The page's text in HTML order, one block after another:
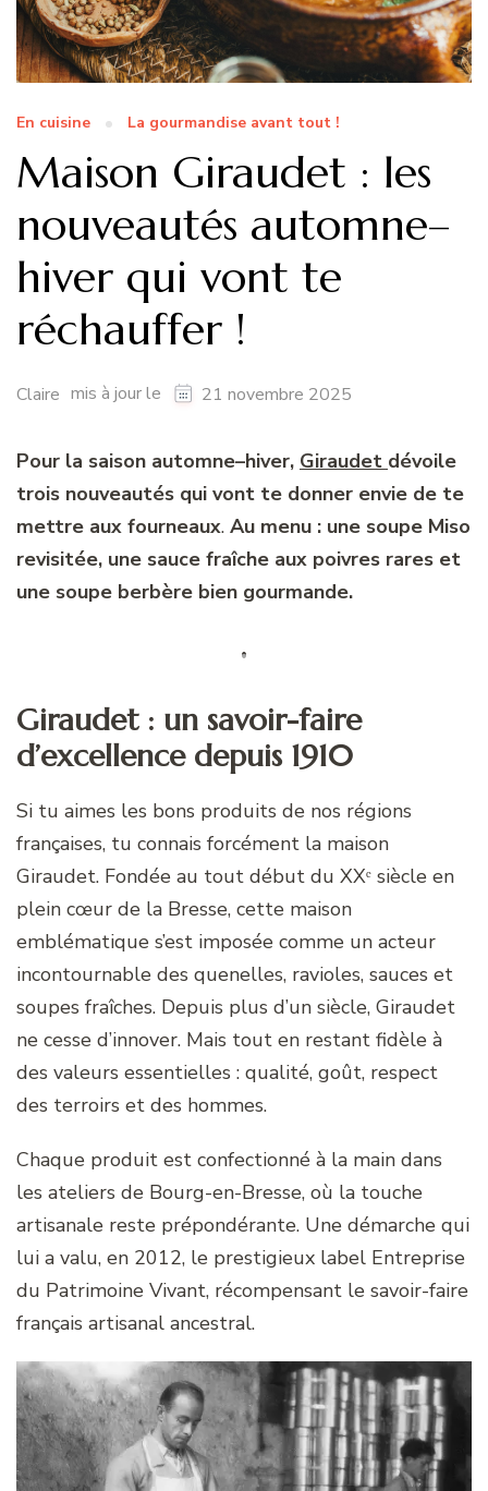
En cuisine La gourmandise avant tout !
Maison Giraudet : les
nouveautés automne–
hiver qui vont te
réchauffer !
Claire mis à jour le 21 novembre 2025
Pour la saison automne–hiver, Giraudet dévoile
trois nouveautés qui vont te donner envie de te
mettre aux fourneaux. Au menu : une soupe Miso
revisitée, une sauce fraîche aux poivres rares et
une soupe berbère bien gourmande.
Giraudet : un savoir-faire
d’excellence depuis 1910
Si tu aimes les bons produits de nos régions
françaises, tu connais forcément la maison
Giraudet. Fondée au tout début du XXᵉ siècle en
plein cœur de la Bresse, cette maison
emblématique s’est imposée comme un acteur
incontournable des quenelles, ravioles, sauces et
soupes fraîches. Depuis plus d’un siècle, Giraudet
ne cesse d’innover. Mais tout en restant fidèle à
des valeurs essentielles : qualité, goût, respect
des terroirs et des hommes.
Chaque produit est confectionné à la main dans
les ateliers de Bourg-en-Bresse, où la touche
artisanale reste prépondérante. Une démarche qui
lui a valu, en 2012, le prestigieux label Entreprise
du Patrimoine Vivant, récompensant le savoir-faire
français artisanal ancestral.